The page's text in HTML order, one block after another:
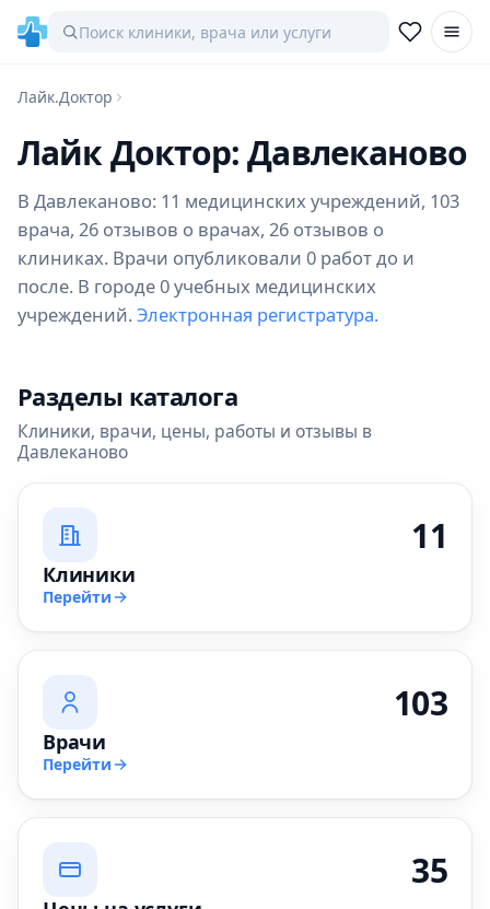
Лайк.Доктор
Лайк Доктор: Давлеканово
В Давлеканово: 11 медицинских учреждений, 103
врача, 26 отзывов о врачах, 26 отзывов о
клиниках. Врачи опубликовали 0 работ до и
после. В городе 0 учебных медицинских
учреждений. Электронная регистратура.
Разделы каталога
Клиники, врачи, цены, работы и отзывы в
Давлеканово
11
Клиники
Перейти
103
Врачи
Перейти
35